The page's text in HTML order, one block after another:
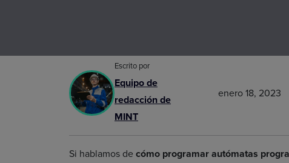
Escrito por
Equipo de
redacción de
MINT
enero 18, 2023
Si hablamos decómo programar autómatas